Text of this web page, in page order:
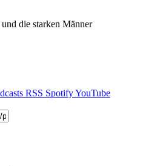
die starken Männer
RSS SpotifyYouTube